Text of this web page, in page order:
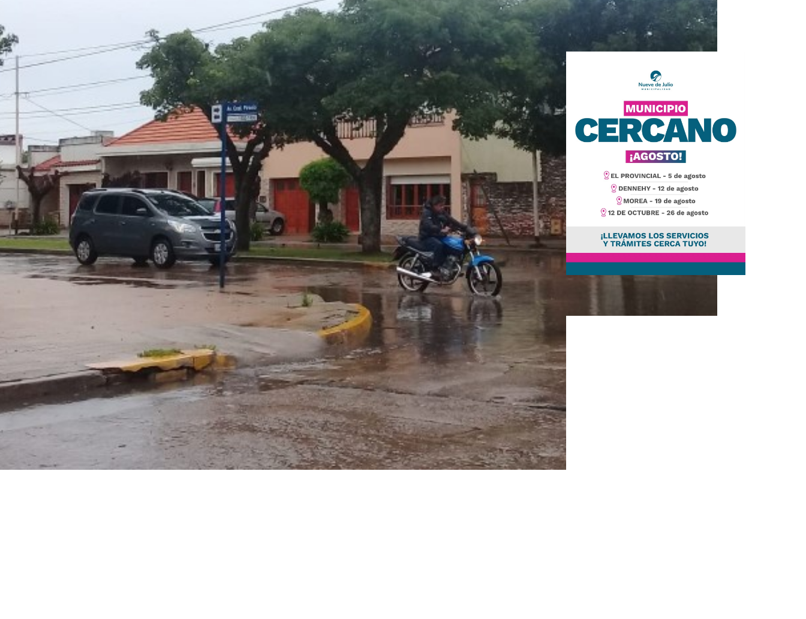
Suscribirme gratis
*
Dirección de correo electrónico*
Nombre
Apellidos
Número de teléfono